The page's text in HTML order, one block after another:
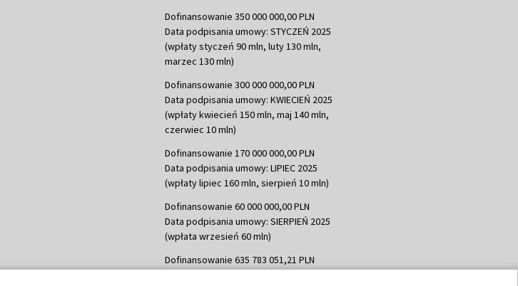
Dofinansowanie 350 000 000,00 PLN
Data podpisania umowy: STYCZEŃ 2025
(wpłaty styczeń 90 mln, luty 130 mln,
marzec 130 mln)
Dofinansowanie 300 000 000,00 PLN
Data podpisania umowy: KWIECIEŃ 2025
(wpłaty kwiecień 150 mln, maj 140 mln,
czerwiec 10 mln)
Dofinansowanie 170 000 000,00 PLN
Data podpisania umowy: LIPIEC 2025
(wpłaty lipiec 160 mln, sierpień 10 mln)
Dofinansowanie 60 000 000,00 PLN
Data podpisania umowy: SIERPIEŃ 2025
(wpłata wrzesień 60 mln)
Dofinansowanie 635 783 051,21 PLN